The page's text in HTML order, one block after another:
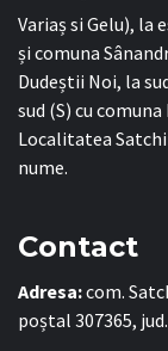
Variaș si Gelu), la
și comuna
Dudeștii Noi, la
sud (S) cu
Localitatea
nume.
Contact
Adresa:com.
poștal 307365,